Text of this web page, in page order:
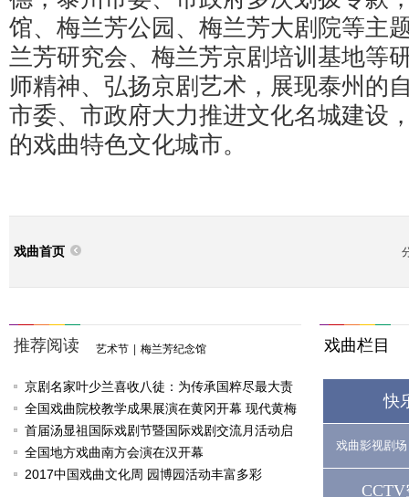
馆、梅兰芳公园、梅兰芳大剧院等主
兰芳研究会、梅兰芳京剧培训基地等
师精神、弘扬京剧艺术，展现泰州的
市委、市政府大力推进文化名城建设
的戏曲特色文化城市。
戏曲首页
推荐阅读 艺术节 梅兰芳纪念馆
京剧名家叶少兰喜收八徒：为传承国粹尽最大责
任
全国戏曲院校教学成果展演在黄冈开幕 现代黄梅
戏《槐花谣》倾情..
首届汤显祖国际戏剧节暨国际戏剧交流月活动启
动
全国地方戏曲南方会演在汉开幕
2017中国戏曲文化周 园博园活动丰富多彩
戏曲栏目
快
戏曲影视剧场